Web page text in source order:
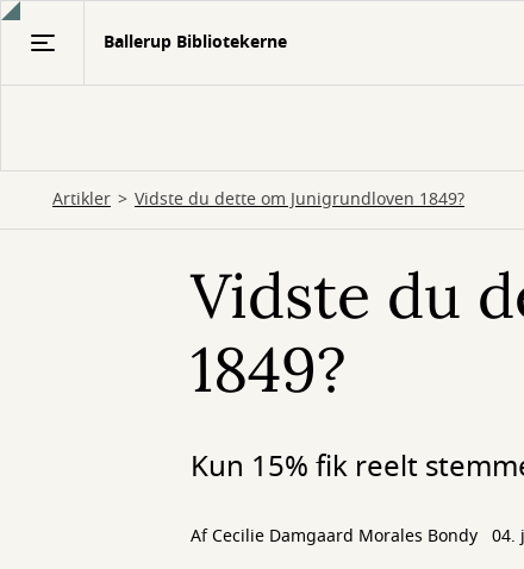
Gå
Ballerup Bibliotekerne
Artikler Vidste du dette om Junigrundloven 1849?
Vidste du
1849?
Kun 15% fik reelt
AfCecilie Damgaard Morales Bondy 04.